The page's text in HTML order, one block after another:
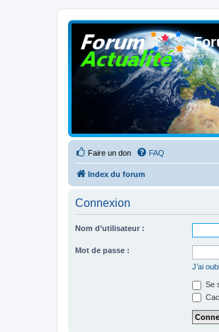
Forum
Faire un don FAQ
Index du forum
Connexion
Nom d’utilisateur :
Mot de passe :
J’ai
Se